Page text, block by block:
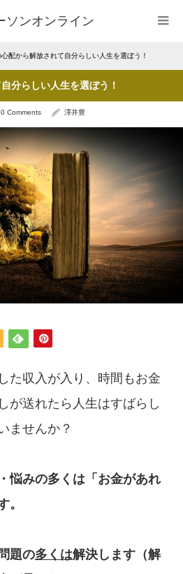
ソンオンライン
心配から解放されて自分らしい人生を選ぼう！
分らしい人生を選ぼう！
0 Comments 澤井豊
た収入が入り、時間もお金
が送れたら人生はすばらし
ませんか？
悩みの多くは 「お金があれ
。
題の多くは解決します（解